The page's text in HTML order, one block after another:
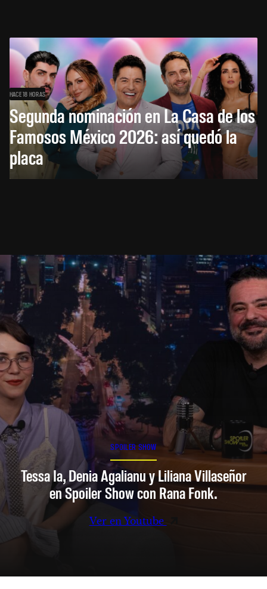
HACE 18 HORAS
Segunda nominación en La Casa de los
Famosos México 2026: así quedó la
placa
SPOILER SHOW
Tessa Ia, Denia Agalianu y Liliana Villaseñor
en Spoiler Show con Rana Fonk.
Ver en Youtube